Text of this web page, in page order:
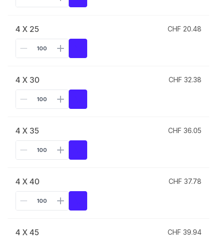
4 X 25 CHF 20.48
4 X 30 CHF 32.38
4 X 35 CHF 36.05
4 X 40 CHF 37.78
4 X 45 CHF 39.94